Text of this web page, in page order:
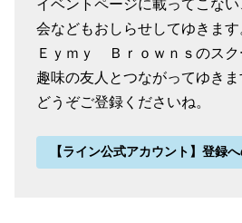
イベントページに載ってこな
会などもおしらせしてゆきます
Ｅｙｍｙ Ｂｒｏｗｎｓのスク
趣味の友人とつながってゆきま
どうぞご登録くださいね。
【ライン公式アカウント】登録